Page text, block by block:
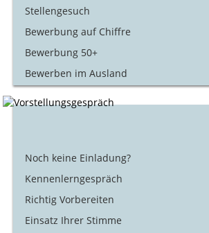
Stellengesuch
Bewerbung auf Chiffre
Bewerbung 50+
Bewerben im Ausland
Noch keine Einladung?
Kennenlerngespräch
Richtig Vorbereiten
Einsatz Ihrer Stimme